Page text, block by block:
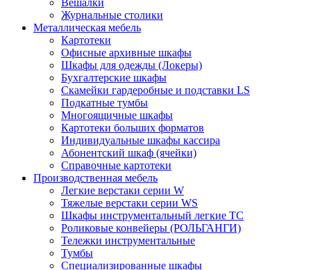
Вешалки
Журнальные столики
Металлическая мебель
Картотеки
Офисные архивные шкафы
Шкафы для одежды (Локеры)
Бухгалтерские шкафы
Скамейки гардеробные и подставки LS
Подкатные тумбы
Многоящичные шкафы
Картотеки больших форматов
Индивидуальные шкафы кассира
Абонентский шкаф (ячейки)
Справочные картотеки
Производственная мебель
Легкие верстаки серии W
Тяжелые верстаки серии WS
Шкафы инструментальный легкие ТС
Роликовые конвейеры (РОЛЬГАНГИ)
Тележки инструментальные
Тумбы
Специализированные шкафы